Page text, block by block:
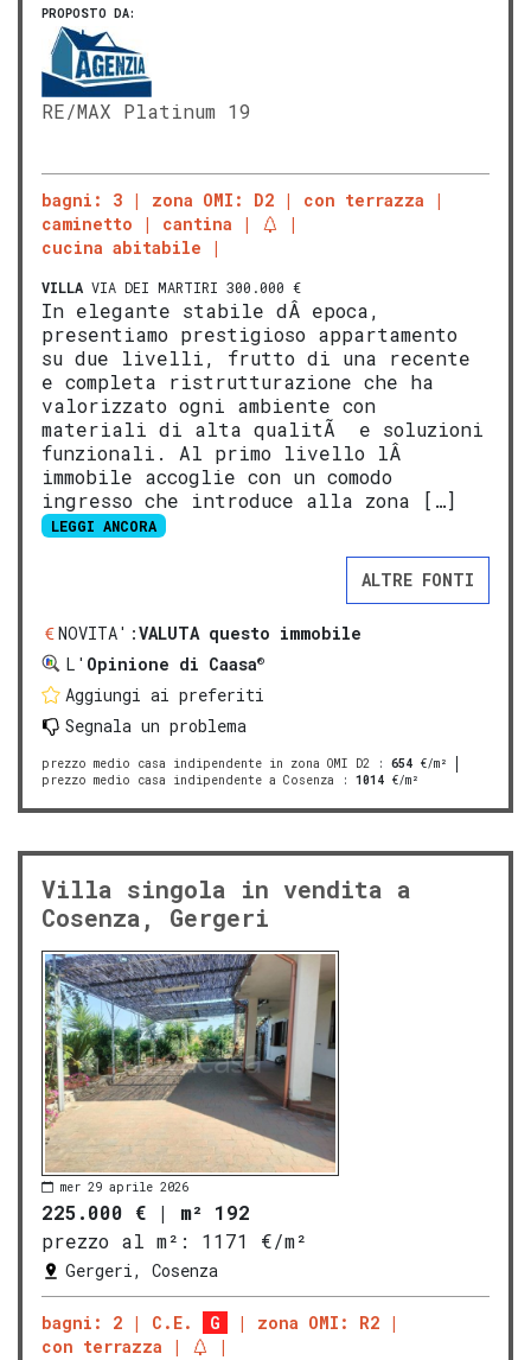
PROPOSTO DA:
RE/MAX Platinum 19
bagni: 3 zona OMI: D2
con terrazza
caminetto
cantina
cucina abitabile
VILLA VIA DEI MARTIRI 300.000 €
In elegante stabile dÂ epoca,
presentiamo prestigioso appartamento
su due livelli, frutto di una recente
e completa ristrutturazione che ha
valorizzato ogni ambiente con
materiali di alta qualitÃ e soluzioni
funzionali. Al primo livello lÂ
immobile accoglie con un comodo
ingresso che introduce alla zona […]
LEGGI ANCORA
ALTRE FONTI
NOVITA':VALUTA questo immobile
L' Opinione di Caasa®
Aggiungi ai preferiti
Segnala un problema
prezzo medio casa indipendente in zona OMI D2 : 654 €/m²
prezzo medio casa indipendente a Cosenza : 1014 €/m²
Villa singola in vendita a
Cosenza, Gergeri
mer 29 aprile 2026
225.000 € | m² 192
prezzo al m²:
1171 €/m²
Gergeri, Cosenza
bagni: 2 C.E. G
zona OMI: R2
con terrazza